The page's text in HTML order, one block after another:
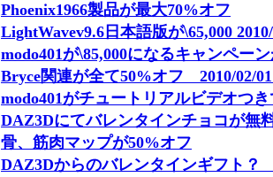
Phoenix1966製品が最大70%オフ
LightWavev9.6日本語版が\65,000
modo401が\85,000になるキャンペー
Bryce関連が全て50%オフ 2010/02/
modo401がチュートリアルビデオつ
DAZ3Dにてバレンタインチョコが無
骨、筋肉マップが50%オフ
DAZ3Dからのバレンタインギフト？